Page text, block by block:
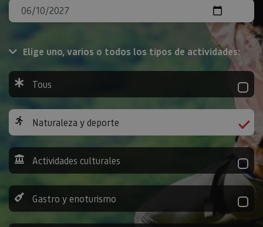
Elige uno, varios o todos los tipos de actividades:
Tous
Naturaleza y deporte
Actividades culturales
Gastro y enoturismo